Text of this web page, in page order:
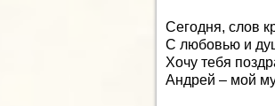
Сегодня, слов
С любовью и
Хочу тебя
Андрей – мой